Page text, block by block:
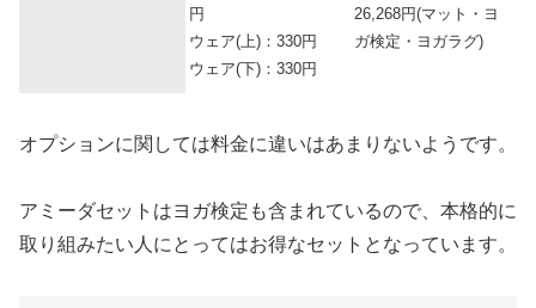
円
ウェア(上)：330円
ウェア(下)：330円
26,268円(マット・ヨ
ガ検定・ヨガラグ)
オプションに関しては料金に違いはあまりないようです。
アミーダセットはヨガ検定も含まれているので、本格的に
取り組みたい人にとってはお得なセットとなっています。